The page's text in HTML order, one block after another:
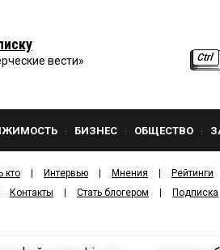
вести»
БИЗНЕС ОБЩЕСТВО
кто Интервью Мнения Рейтинги
Контакты Стать блогером Подписка